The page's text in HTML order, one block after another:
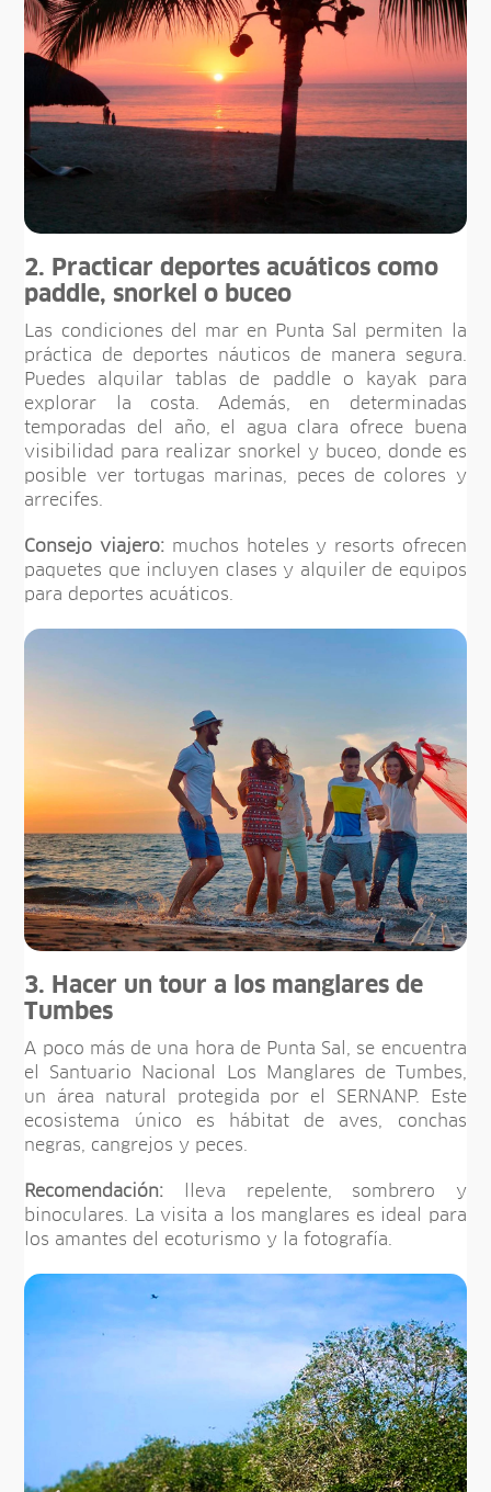
2. Practicar deportes acuáticos como
paddle, snorkel o buceo
Las condiciones del mar en Punta Sal permiten la
práctica de deportes náuticos de manera segura.
Puedes alquilar tablas de paddle o kayak para
explorar la costa. Además, en determinadas
temporadas del año, el agua clara ofrece buena
visibilidad para realizar snorkel y buceo, donde es
posible ver tortugas marinas, peces de colores y
arrecifes.
Consejo viajero: muchos hoteles y resorts ofrecen
paquetes que incluyen clases y alquiler de equipos
para deportes acuáticos.
3. Hacer un tour a los manglares de
Tumbes
A poco más de una hora de Punta Sal, se encuentra
el Santuario Nacional Los Manglares de Tumbes,
un área natural protegida por el SERNANP. Este
ecosistema único es hábitat de aves, conchas
negras, cangrejos y peces.
Recomendación:
lleva repelente, sombrero y
binoculares. La visita a los manglares es ideal para
los amantes del ecoturismo y la fotografía.